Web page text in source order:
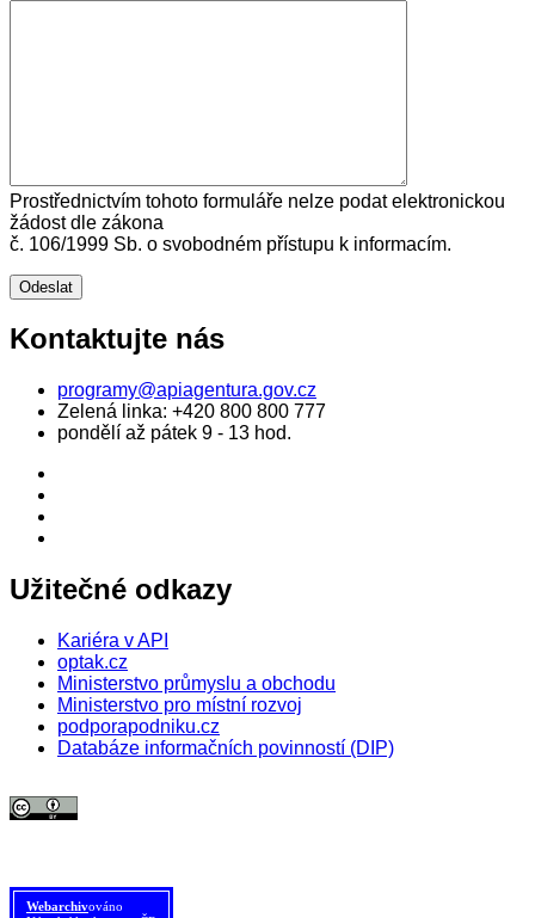
Prostřednictvím tohoto formuláře nelze podat elektronickou
žádost dle zákona
č. 106/1999 Sb. o svobodném přístupu k informacím.
Kontaktujte nás
programy@apiagentura.gov.cz
Zelená linka: +420 800 800 777
pondělí až pátek 9 - 13 hod.
Užitečné odkazy
Kariéra v API
optak.cz
Ministerstvo průmyslu a obchodu
Ministerstvo pro místní rozvoj
podporapodniku.cz
Databáze informačních povinností (DIP)
Webarchivováno